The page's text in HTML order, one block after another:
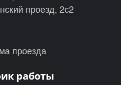
проезд, 2с2
проезда
работы